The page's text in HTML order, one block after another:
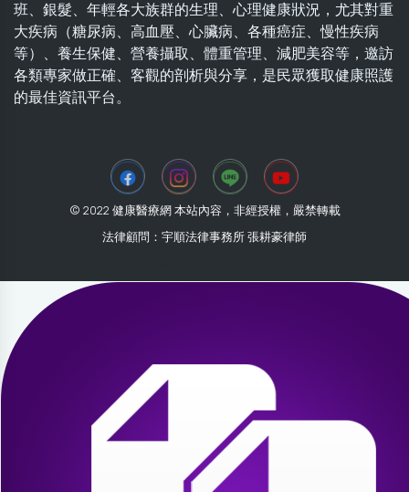
班、銀髮、年輕各大族群的生理、心理健康狀況，尤其對重
大疾病（糖尿病、高血壓、心臟病、各種癌症、慢性疾病
等）、養生保健、營養攝取、體重管理、減肥美容等，邀訪
各類專家做正確、客觀的剖析與分享，是民眾獲取健康照護
的最佳資訊平台。
© 2022 健康醫療網 本站內容，非經授權，嚴禁轉載
法律顧問：宇順法律事務所 張耕豪律師